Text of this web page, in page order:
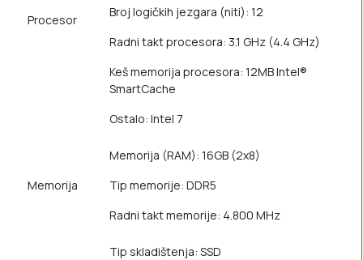
Procesor
Broj logičkih jezgara (niti): 12
Radni takt procesora: 3.1 GHz (4.4 GHz)
Keš memorija procesora: 12MB Intel®
SmartCache
Ostalo: Intel 7
Memorija
Memorija (RAM): 16GB (2x8)
Tip memorije: DDR5
Radni takt memorije: 4.800 MHz
Tip skladištenja: SSD